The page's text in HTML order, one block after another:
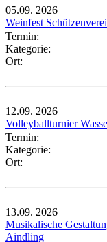
05.09. 2026
Weinfest
Termin:
Kategorie:
Ort:
12.09. 2026
Volleyballturnier
Termin:
Kategorie:
Ort:
13.09. 2026
Musikalische
Aindling